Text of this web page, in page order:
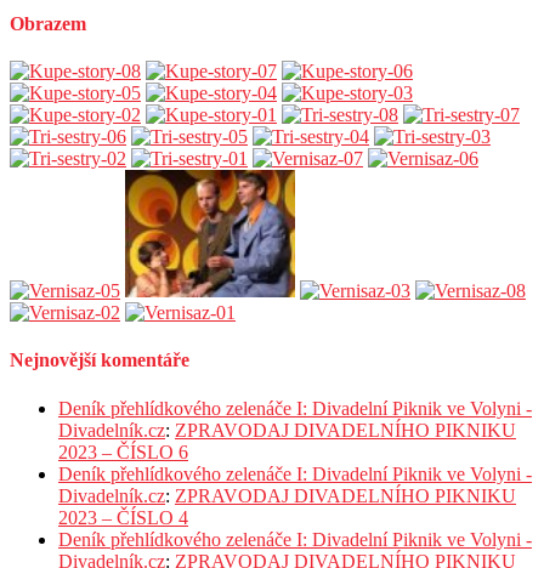
Obrazem
Nejnovější komentáře
Deník přehlídkového zelenáče I: Divadelní Piknik ve Volyni -
Divadelník.cz: ZPRAVODAJ DIVADELNÍHO PIKNIKU
2023 – ČÍSLO 6
Deník přehlídkového zelenáče I: Divadelní Piknik ve Volyni -
Divadelník.cz: ZPRAVODAJ DIVADELNÍHO PIKNIKU
2023 – ČÍSLO 4
Deník přehlídkového zelenáče I: Divadelní Piknik ve Volyni -
Divadelník.cz: ZPRAVODAJ DIVADELNÍHO PIKNIKU